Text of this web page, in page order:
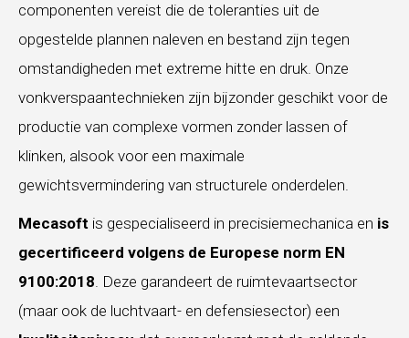
componenten vereist die de toleranties uit de
opgestelde plannen naleven en bestand zijn tegen
omstandigheden met extreme hitte en druk. Onze
vonkverspaantechnieken zijn bijzonder geschikt voor de
productie van complexe vormen zonder lassen of
klinken, alsook voor een maximale
gewichtsvermindering van structurele onderdelen.
Mecasoft is gespecialiseerd in precisiemechanica en is
gecertificeerd volgens de Europese norm EN
9100:2018. Deze garandeert de ruimtevaartsector
(maar ook de luchtvaart- en defensiesector) een